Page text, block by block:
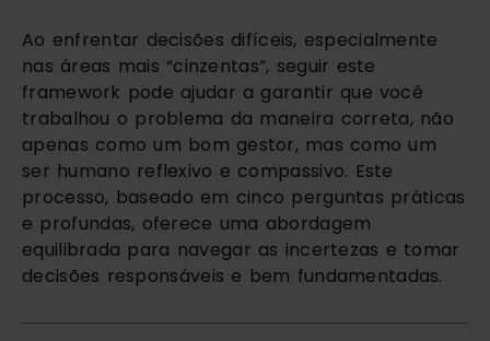
Ao enfrentar decisões difíceis, especialmente
nas áreas mais “cinzentas”, seguir este
framework pode ajudar a garantir que você
trabalhou o problema da maneira correta, não
apenas como um bom gestor, mas como um
ser humano reflexivo e compassivo. Este
processo, baseado em cinco perguntas práticas
e profundas, oferece uma abordagem
equilibrada para navegar as incertezas e tomar
decisões responsáveis e bem fundamentadas.